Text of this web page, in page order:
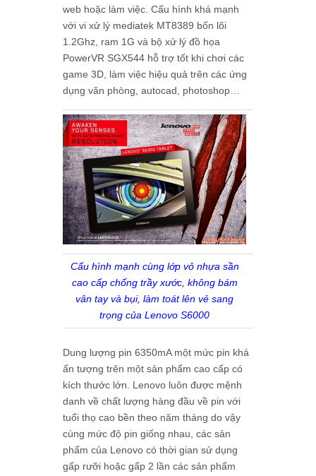
web hoặc làm việc. Cấu hình khá mạnh
với vi xử lý mediatek MT8389 bốn lõi
1.2Ghz, ram 1G và bộ xử lý đồ họa
PowerVR SGX544 hỗ trợ tốt khi chơi các
game 3D, làm việc hiệu quả trên các ứng
dụng văn phòng, autocad, photoshop…
Cấu hình mạnh cùng lớp vỏ nhựa sần
cao cấp chống trầy xước, không bám
vân tay và bụi, làm toát lên vẻ sang
trọng của Lenovo S6000
Dung lượng pin 6350mA một mức pin khá
ấn tượng trên một sản phẩm cao cấp có
kích thước lớn. Lenovo luôn được mệnh
danh về chất lượng hàng đầu về pin với
tuổi thọ cao bền theo năm tháng do vậy
cùng mức độ pin giống nhau, các sản
phẩm của Lenovo có thời gian sử dụng
gấp rưỡi hoặc gấp 2 lần các sản phẩm